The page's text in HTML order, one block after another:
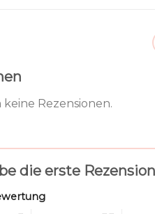
keine Rezensionen.
die erste